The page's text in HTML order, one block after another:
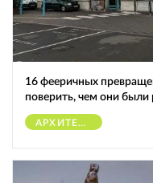
16 фееричных
поверить, чем они были
АРХИТЕКТУРА